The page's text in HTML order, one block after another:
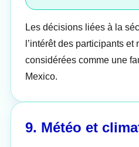
Les décisions liées à la
l’intérêt des participants
considérées comme une
Mexico.
9. Météo et